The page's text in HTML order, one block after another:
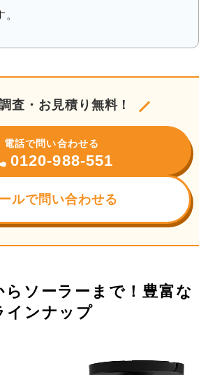
査・お見積り無料！
電話で問い合わせる
0120-988-551
ルで問い合わせる
らソーラーまで！豊富な
インナップ